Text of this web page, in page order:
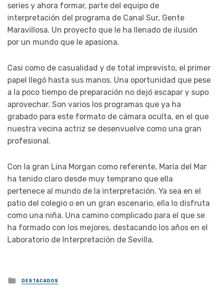
series y ahora formar, parte del equipo de
interpretación del programa de Canal Sur, Gente
Maravillosa. Un proyecto que le ha llenado de ilusión
por un mundo que le apasiona.
Casi como de casualidad y de total imprevisto, el primer
papel llegó hasta sus manos. Una oportunidad que pese
a la poco tiempo de preparación no dejó escapar y supo
aprovechar. Son varios los programas que ya ha
grabado para este formato de cámara oculta, en el que
nuestra vecina actriz se desenvuelve como una gran
profesional.
Con la gran Lina Morgan como referente, María del Mar
ha tenido claro desde muy temprano que ella
pertenece al mundo de la interpretación. Ya sea en el
patio del colegio o en un gran escenario, ella lo disfruta
como una niña. Una camino complicado para el que se
ha formado con los mejores, destacando los años en el
Laboratorio de Interpretación de Sevilla.
Posted
in
DESTACADOS